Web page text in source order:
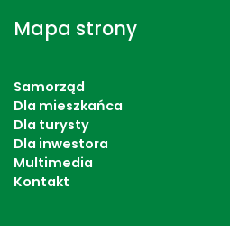
Mapa strony
Samorząd
Dla mieszkańca
Dla turysty
Dla inwestora
Multimedia
Kontakt